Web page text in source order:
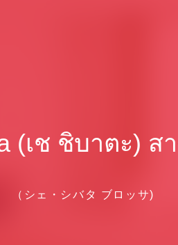
(เช ชิบาตะ) ส
（シェ・シバタ ブロッサ)